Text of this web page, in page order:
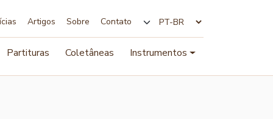
Artigos Sobre Contato
Partituras Coletâneas Instrumentos